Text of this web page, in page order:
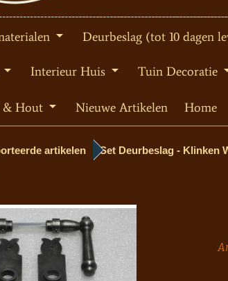
Deurbeslag (tot 10 dagen
Interieur Huis Tuin Decoratie
& Hout Nieuwe Artikelen Home
artikelen Set Deurbeslag - Klinken